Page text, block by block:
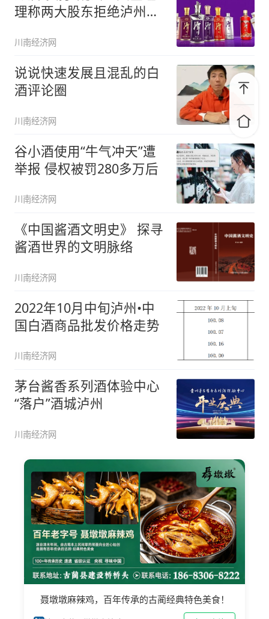
理称两大股东拒绝泸州资
川南经济网
说说快速发展且混乱的白
酒评论圈
川南经济网
谷小酒使用“牛气冲天”遭
举报 侵权被罚280多万后
川南经济网
《中国酱酒文明史》 探寻
酱酒世界的文明脉络
川南经济网
2022年10月中旬泸州•中
国白酒商品批发价格走势
川南经济网
茅台酱香系列酒体验中心
“落户”酒城泸州
川南经济网
聂墩墩麻辣鸡，百年传承的古蔺经典特色美食！